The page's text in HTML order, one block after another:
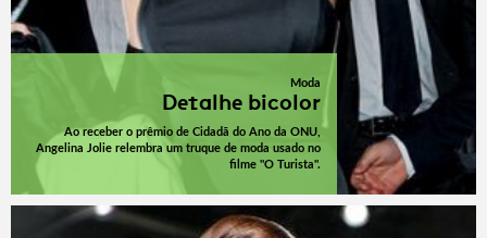
Moda
Detalhe bicolor
Ao receber o prêmio de Cidadã do Ano da ONU,
Angelina Jolie relembra um truque de moda usado no
filme "O Turista".